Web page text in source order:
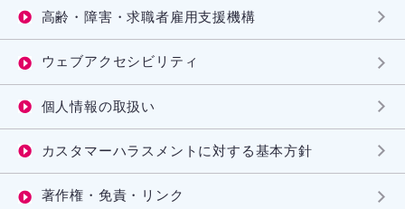
高齢・障害・求職者雇用支援機構
ウェブアクセシビリティ
個人情報の取扱い
カスタマーハラスメントに対する基本方針
著作権・免責・リンク